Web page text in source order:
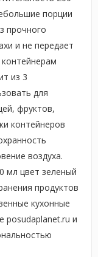
порции
прочного
и не передает
из 3
для
фруктов,
контейнеров
воздуха.
мл цвет зеленый
продуктов
кухонные
posudaplanet.ru и